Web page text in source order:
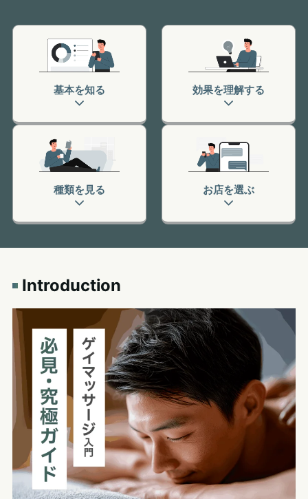
基本を知る 効果を理解する
種類を見る お店を選ぶ
Introduction